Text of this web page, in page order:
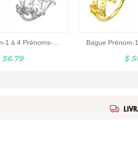
Bague Prénom-1 à 4 Prénoms-Argent
56.79 $